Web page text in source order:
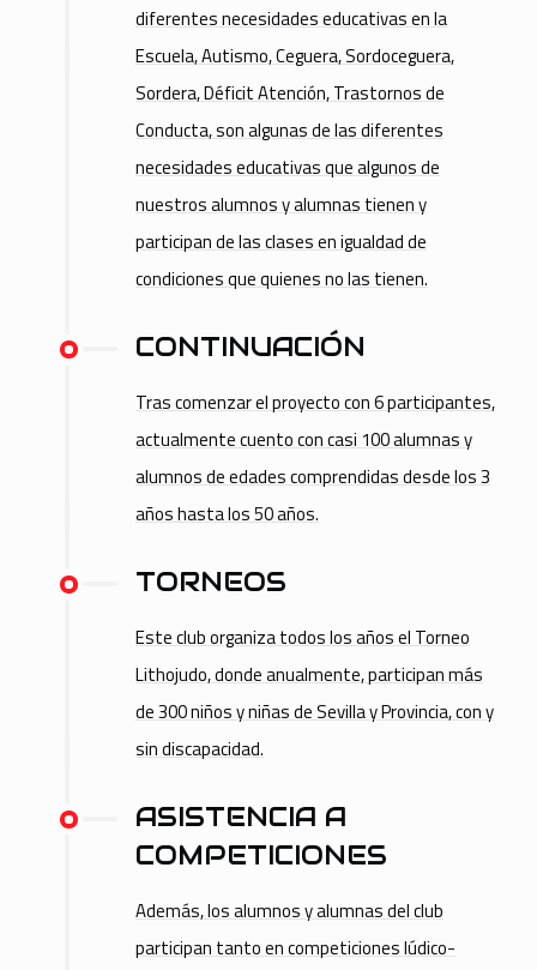
diferentes necesidades educativas en la
Escuela, Autismo, Ceguera, Sordoceguera,
Sordera, Déficit Atención, Trastornos de
Conducta, son algunas de las diferentes
necesidades educativas que algunos de
nuestros alumnos y alumnas tienen y
participan de las clases en igualdad de
condiciones que quienes no las tienen.
CONTINUACIÓN
Tras comenzar el proyecto con 6 participantes,
actualmente cuento con casi 100 alumnas y
alumnos de edades comprendidas desde los 3
años hasta los 50 años.
TORNEOS
Este club organiza todos los años el Torneo
Lithojudo, donde anualmente, participan más
de 300 niños y niñas de Sevilla y Provincia, con y
sin discapacidad.
ASISTENCIA A
COMPETICIONES
Además, los alumnos y alumnas del club
participan tanto en competiciones lúdico-